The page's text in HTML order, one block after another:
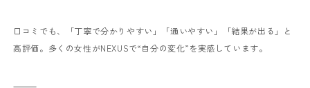
口コミでも、「丁寧で分かりやすい」「通いやすい」「結果が出る」と
高評価。 多くの女性がNEXUSで“自分の変化”を実感しています。